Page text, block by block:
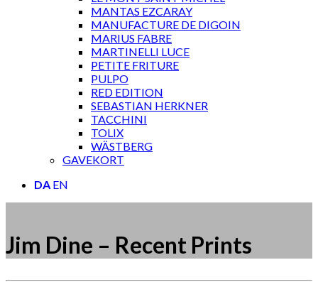
MANTAS EZCARAY
MANUFACTURE DE DIGOIN
MARIUS FABRE
MARTINELLI LUCE
PETITE FRITURE
PULPO
RED EDITION
SEBASTIAN HERKNER
TACCHINI
TOLIX
WÄSTBERG
GAVEKORT
DA EN
Jim Dine – Recent Prints